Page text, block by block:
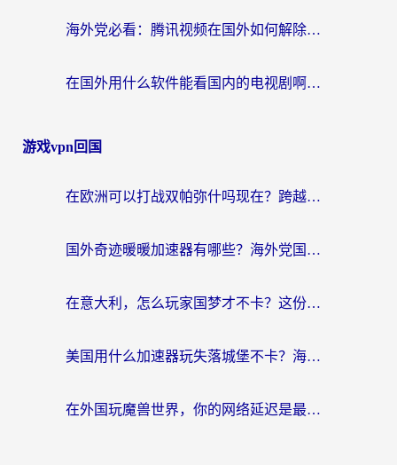
海外党必看：腾讯视频在国外如何解除地域限制？附优酷咪咕使用指南
在国外用什么软件能看国内的电视剧啊？留学生亲测有效的回国加速方案
游戏vpn回国
在欧洲可以打战双帕弥什吗现在？跨越延迟墙的实战指南
国外奇迹暖暖加速器有哪些？海外党国服游戏畅玩终极指南（附亲测推荐）
在意大利，怎么玩家国梦才不卡？这份终极加速指南请收好
美国用什么加速器玩失落城堡不卡？海外党亲测有效的国服游戏加速指南
在外国玩魔兽世界，你的网络延迟是最大的敌人